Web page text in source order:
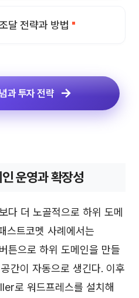
달 전략과 방법
과 투자 전략
운영과 확장성
다 더 노골적으로 하위 도메
스트코멧 사례에서는
으로 하위 도메인을 만들
간이 자동으로 생긴다. 이후
로 워드프레스를 설치해